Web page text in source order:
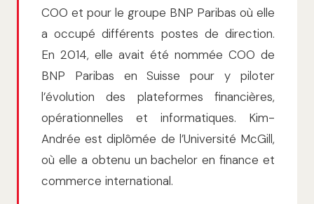
COO et pour le groupe BNP Paribas où elle
a occupé différents postes de direction.
En 2014, elle avait été nommée COO de
BNP Paribas en Suisse pour y piloter
l’évolution des plateformes financières,
opérationnelles et informatiques. Kim-
Andrée est diplômée de l’Université McGill,
où elle a obtenu un bachelor en finance et
commerce international.